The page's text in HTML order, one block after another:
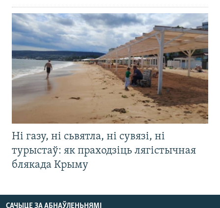
Ні газу, ні сьвятла, ні сувязі, ні
турыстаў: як праходзіць лягістычная
блякада Крыму
САЧЫЦЕ ЗА АБНАЎЛЕНЬНЯМІ